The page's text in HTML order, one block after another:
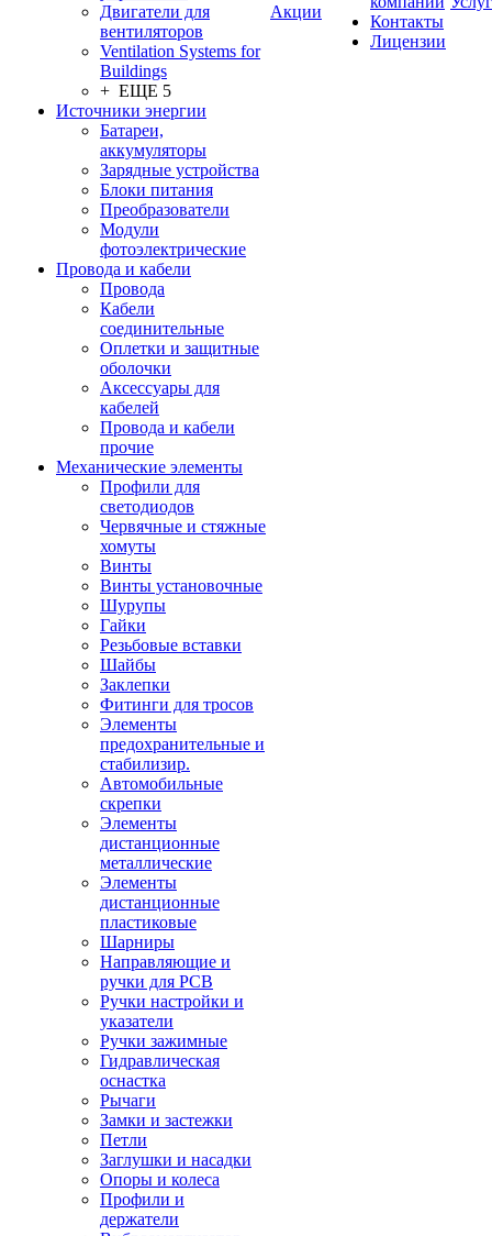
Двигатели для
вентиляторов
Ventilation Systems for
Buildings
+ ЕЩЕ 5
Источники энергии
Батареи,
аккумуляторы
Зарядные устройства
Блоки питания
Преобразователи
Модули
фотоэлектрические
Провода и кабели
Провода
Кабели
соединительные
Оплетки и защитные
оболочки
Аксессуары для
кабелей
Провода и кабели
прочие
Механические элементы
Профили для
светодиодов
Червячные и стяжные
хомуты
Винты
Винты установочные
Шурупы
Гайки
Резьбовые вставки
Шайбы
Заклепки
Фитинги для тросов
Элементы
предохранительные и
стабилизир.
Автомобильные
скрепки
Элементы
дистанционные
металлические
Элементы
дистанционные
пластиковые
Шарниры
Направляющие и
ручки для PCB
Ручки настройки и
указатели
Ручки зажимные
Гидравлическая
оснастка
Рычаги
Замки и застежки
Петли
Заглушки и насадки
Опоры и колеса
Профили и
держатели
Акции
Контакты
Лицензии